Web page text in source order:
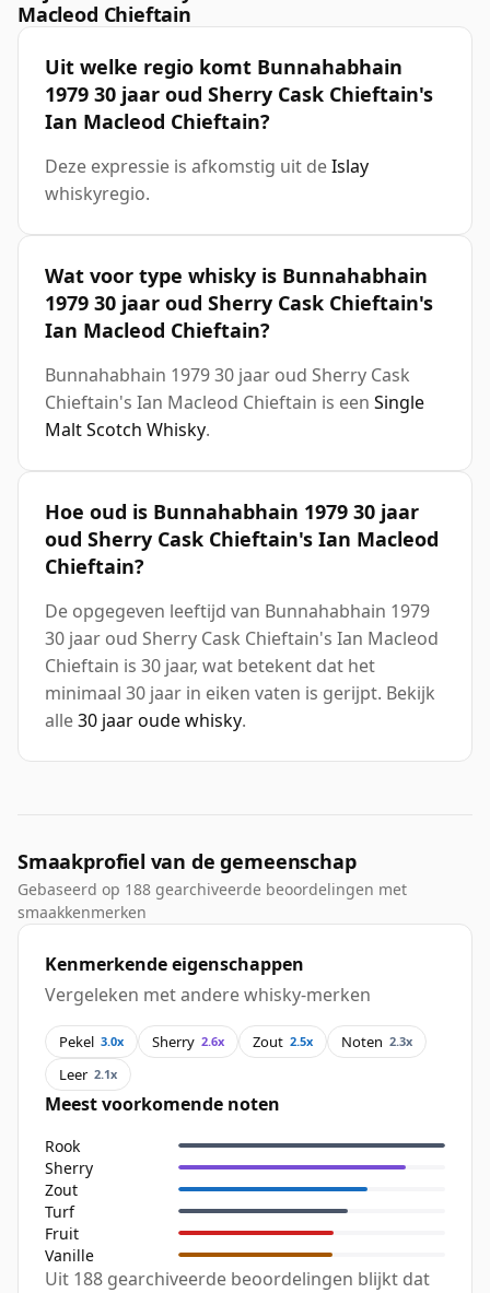
Macleod Chieftain
Uit welke regio komt Bunnahabhain
1979 30 jaar oud Sherry Cask Chieftain's
Ian Macleod Chieftain?
Deze expressie is afkomstig uit deIslay
whiskyregio.
Wat voor type whisky is Bunnahabhain
1979 30 jaar oud Sherry Cask Chieftain's
Ian Macleod Chieftain?
Bunnahabhain 1979 30 jaar oud Sherry Cask
Chieftain's Ian Macleod Chieftain is een Single
Malt Scotch Whisky.
Hoe oud is Bunnahabhain 1979 30 jaar
oud Sherry Cask Chieftain's Ian Macleod
Chieftain?
De opgegeven leeftijd van Bunnahabhain 1979
30 jaar oud Sherry Cask Chieftain's Ian Macleod
Chieftain is 30 jaar, wat betekent dat het
minimaal 30 jaar in eiken vaten is gerijpt. Bekijk
alle30 jaar oude whisky.
Smaakprofiel van de gemeenschap
Gebaseerd op 188 gearchiveerde beoordelingen met
smaakkenmerken
Kenmerkende eigenschappen
Vergeleken met andere whisky-merken
Pekel 3.0x Sherry 2.6x Zout 2.5x Noten 2.3x
Leer 2.1x
Meest voorkomende noten
Rook
Sherry
Zout
Turf
Fruit
Vanille
Uit 188 gearchiveerde beoordelingen blijkt dat